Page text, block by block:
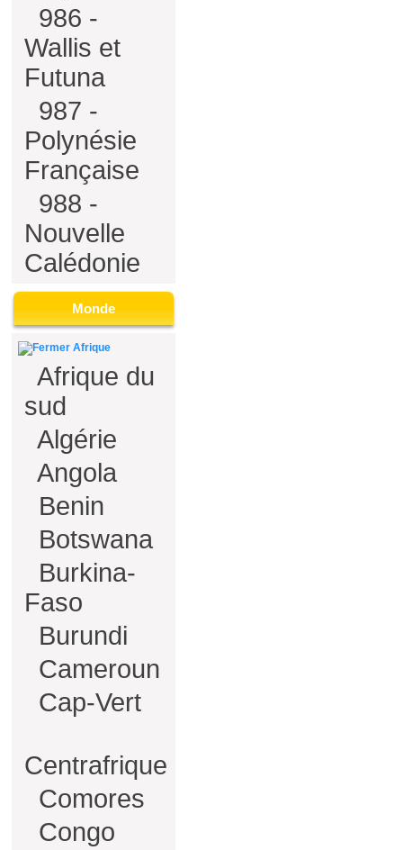
986 -
Wallis et
Futuna
987 -
Polynésie
Française
988 -
Nouvelle
Calédonie
Monde
Afrique
Afrique du
sud
Algérie
Angola
Benin
Botswana
Burkina-
Faso
Burundi
Cameroun
Cap-Vert
Centrafrique
Comores
Congo